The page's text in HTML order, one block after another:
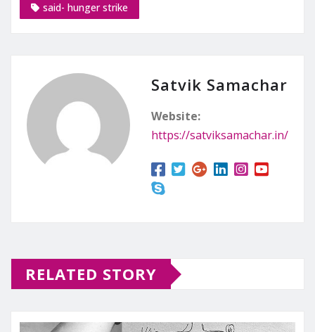
said- hunger strike
Satvik Samachar
Website:
https://satviksamachar.in/
RELATED STORY